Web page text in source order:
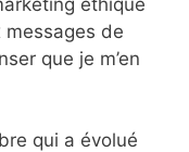
de
que je m’en
qui a évolué